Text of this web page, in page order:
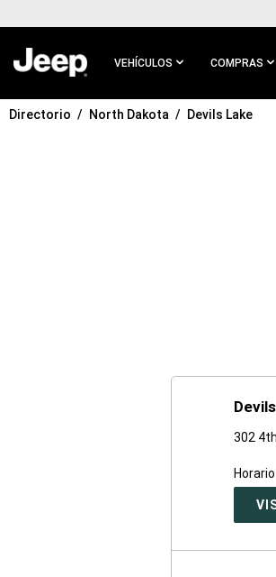
CONTENIDO
VEHÍCULOS COMPRAS
IR A
Directorio North Dakota Devils Lake
302